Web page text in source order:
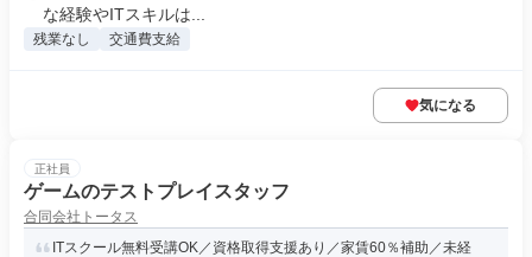
な経験やITスキルは...
残業なし 交通費支給
気になる
正社員
ゲームのテストプレイスタッフ
合同会社トータス
ITスクール無料受講OK／資格取得支援あり／家賃60％補助／未経